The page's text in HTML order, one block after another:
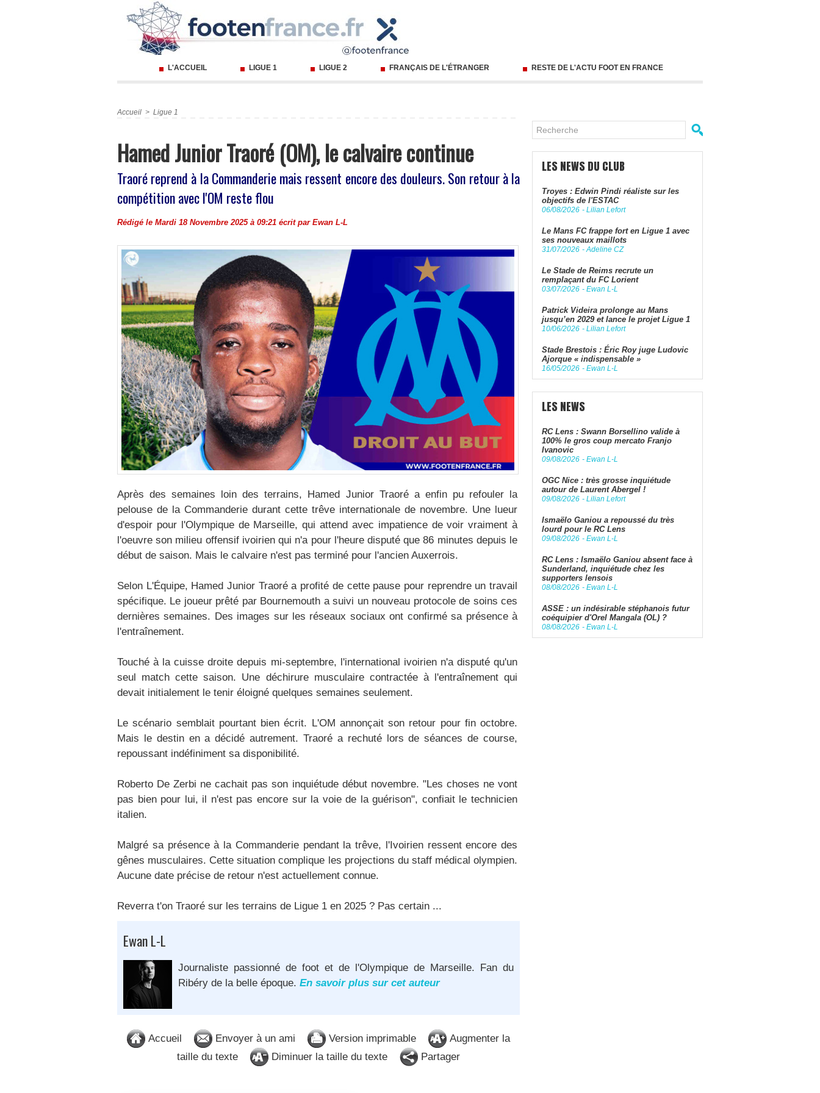
L'ACCUEIL LIGUE 1 LIGUE 2 FRANÇAIS DE L'ÉTRANGER RESTE DE L'ACTU FOOT EN FRANCE
Accueil > Ligue 1
Hamed Junior Traoré (OM), le calvaire continue
Traoré reprend à la Commanderie mais ressent encore des douleurs. Son retour à la
compétition avec l'OM reste flou
Rédigé le Mardi 18 Novembre 2025 à 09:21 écrit par Ewan L-L
Après des semaines loin des terrains, Hamed Junior Traoré a enfin pu refouler la
pelouse de la Commanderie durant cette trêve internationale de novembre. Une lueur
d'espoir pour l'Olympique de Marseille, qui attend avec impatience de voir vraiment à
l'oeuvre son milieu offensif ivoirien qui n'a pour l'heure disputé que 86 minutes depuis le
début de saison. Mais le calvaire n'est pas terminé pour l'ancien Auxerrois.
Selon L'Équipe, Hamed Junior Traoré a profité de cette pause pour reprendre un travail
spécifique. Le joueur prêté par Bournemouth a suivi un nouveau protocole de soins ces
dernières semaines. Des images sur les réseaux sociaux ont confirmé sa présence à
l'entraînement.​
Touché à la cuisse droite depuis mi-septembre, l'international ivoirien n'a disputé qu'un
seul match cette saison. Une déchirure musculaire contractée à l'entraînement qui
devait initialement le tenir éloigné quelques semaines seulement.​
Le scénario semblait pourtant bien écrit. L'OM annonçait son retour pour fin octobre.
Mais le destin en a décidé autrement. Traoré a rechuté lors de séances de course,
repoussant indéfiniment sa disponibilité.​
Roberto De Zerbi ne cachait pas son inquiétude début novembre. "Les choses ne vont
pas bien pour lui, il n'est pas encore sur la voie de la guérison", confiait le technicien
italien.
Malgré sa présence à la Commanderie pendant la trêve, l'Ivoirien ressent encore des
gênes musculaires. Cette situation complique les projections du staff médical olympien.
Aucune date précise de retour n'est actuellement connue.​
Reverra t'on Traoré sur les terrains de Ligue 1 en 2025 ? Pas certain ...
Ewan L-L
Journaliste passionné de foot et de l'Olympique de Marseille. Fan du
Ribéry de la belle époque. En savoir plus sur cet auteur
Accueil Envoyer à un ami Version imprimable
Augmenter la
taille du texte
Diminuer la taille du texte Partager
LES NEWS DU CLUB
Troyes : Edwin Pindi réaliste sur les
objectifs de l'ESTAC
06/08/2026 - Lilian Lefort
Le Mans FC frappe fort en Ligue 1 avec
ses nouveaux maillots
31/07/2026 -Adeline CZ
Le Stade de Reims recrute un
remplaçant du FC Lorient
03/07/2026 - Ewan L-L
Patrick Videira prolonge au Mans
jusqu’en 2029 et lance le projet Ligue 1
10/06/2026 - Lilian Lefort
Stade Brestois : Éric Roy juge Ludovic
Ajorque « indispensable »
16/05/2026 - Ewan L-L
LES NEWS
RC Lens : Swann Borsellino valide à
100% le gros coup mercato Franjo
Ivanovic
09/08/2026 - Ewan L-L
OGC Nice : très grosse inquiétude
autour de Laurent Abergel !
09/08/2026 - Lilian Lefort
Ismaëlo Ganiou a repoussé du très
lourd pour le RC Lens
09/08/2026 - Ewan L-L
RC Lens : Ismaëlo Ganiou absent face à
Sunderland, inquiétude chez les
supporters lensois
08/08/2026 - Ewan L-L
ASSE : un indésirable stéphanois futur
coéquipier d'Orel Mangala (OL) ?
08/08/2026 - Ewan L-L